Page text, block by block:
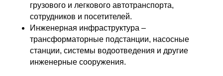
грузового и легкового автотранспорта,
сотрудников и посетителей.
Инженерная инфраструктура –
трансформаторные подстанции, насосные
станции, системы водоотведения и другие
инженерные сооружения.